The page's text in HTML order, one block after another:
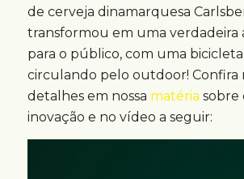
de cerveja dinamarquesa
transformou em uma verdadeira
para o público, com uma bicicleta
circulando pelo outdoor! Confira
detalhes em nossa matéria sobre
inovação e no vídeo a seguir: